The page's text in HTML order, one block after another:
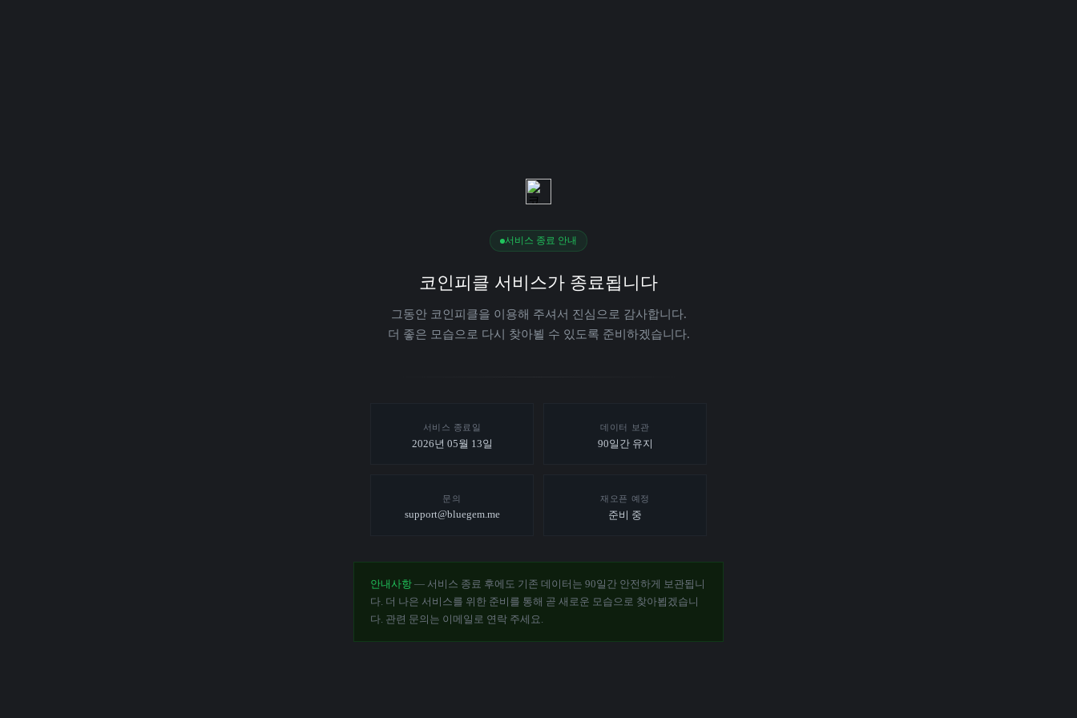
서비스 종료 안내
코인피클 서비스가 종료됩니다
그동안 코인피클을 이용해 주셔서 진심으로 감사합니다.
더 좋은 모습으로 다시 찾아뵐 수 있도록 준비하겠습니다.
서비스 종료일
2026년 05월 13일
데이터 보관
90일간 유지
문의
support@bluegem.me
재오픈 예정
준비 중
안내사항 — 서비스 종료 후에도 기존 데이터는 90일간 안전하게 보관됩니
다. 더 나은 서비스를 위한 준비를 통해 곧 새로운 모습으로 찾아뵙겠습니
다. 관련 문의는 이메일로 연락 주세요.